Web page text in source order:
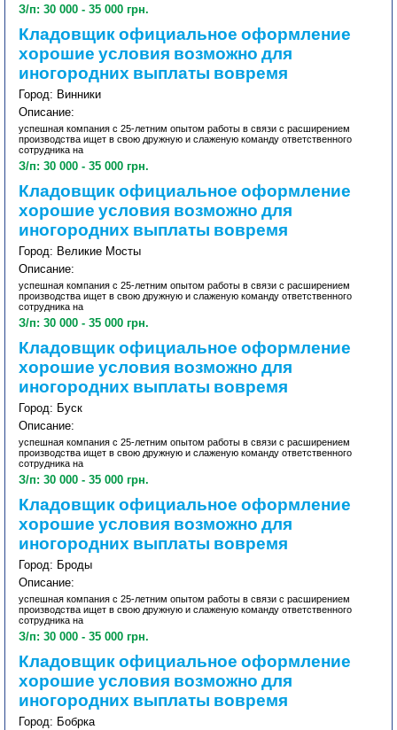
З/п: 30 000 - 35 000 грн.
Кладовщик официальное оформление
хорошие условия возможно для
иногородних выплаты вовремя
Город: Винники
Описание:
успешная компания с 25-летним опытом работы в связи с расширением
производства ищет в свою дружную и слаженую команду ответственного
сотрудника на
З/п: 30 000 - 35 000 грн.
Кладовщик официальное оформление
хорошие условия возможно для
иногородних выплаты вовремя
Город: Великие Мосты
Описание:
успешная компания с 25-летним опытом работы в связи с расширением
производства ищет в свою дружную и слаженую команду ответственного
сотрудника на
З/п: 30 000 - 35 000 грн.
Кладовщик официальное оформление
хорошие условия возможно для
иногородних выплаты вовремя
Город: Буск
Описание:
успешная компания с 25-летним опытом работы в связи с расширением
производства ищет в свою дружную и слаженую команду ответственного
сотрудника на
З/п: 30 000 - 35 000 грн.
Кладовщик официальное оформление
хорошие условия возможно для
иногородних выплаты вовремя
Город: Броды
Описание:
успешная компания с 25-летним опытом работы в связи с расширением
производства ищет в свою дружную и слаженую команду ответственного
сотрудника на
З/п: 30 000 - 35 000 грн.
Кладовщик официальное оформление
хорошие условия возможно для
иногородних выплаты вовремя
Город: Бобрка